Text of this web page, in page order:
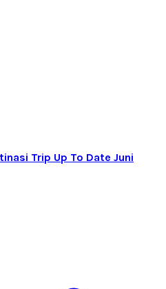
Trip Up To Date Juni